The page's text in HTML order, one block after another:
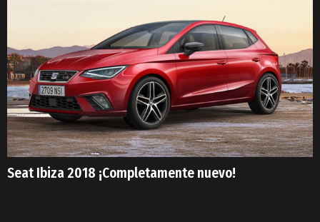
Seat Ibiza 2018 ¡Completamente nuevo!